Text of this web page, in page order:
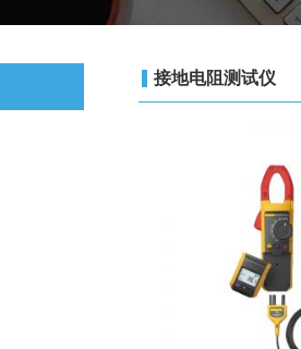
接地电阻测试仪